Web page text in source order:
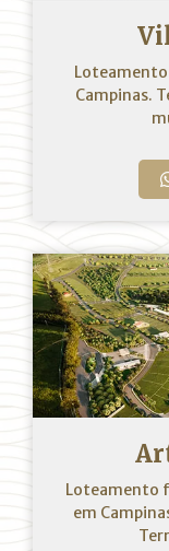
Loteamento
Campinas.
Loteamento
em